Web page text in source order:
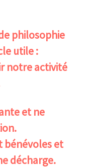
philosophie
utile :
notre activité
et ne
bénévoles et
décharge.